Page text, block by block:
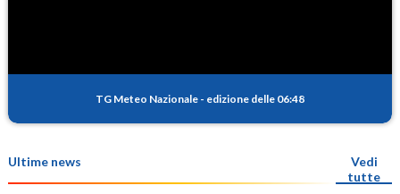
TG Meteo Nazionale - edizione delle 06:48
Ultime news
Vedi
tutte